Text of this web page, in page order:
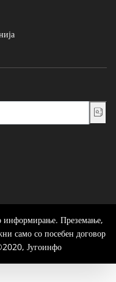
информирање. Преземање,
само со посебен договор
Југоинфо